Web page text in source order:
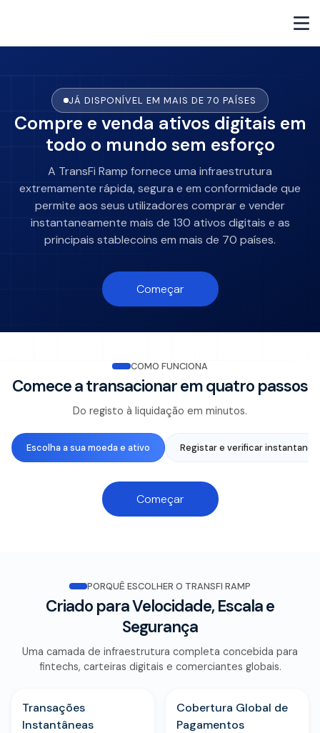
JÁ DISPONÍVEL EM MAIS DE 70 PAÍSES
Compre e venda ativos digitais em
todo o mundo sem esforço
A TransFi Ramp fornece uma infraestrutura
extremamente rápida, segura e em conformidade que
permite aos seus utilizadores comprar e vender
instantaneamente mais de 130 ativos digitais e as
principais stablecoins em mais de 70 países.
Começar
COMO FUNCIONA
Comece a transacionar em quatro passos
Do registo à liquidação em minutos.
Escolha a sua moeda e ativo Registar e verificar
Começar
PORQUÊ ESCOLHER O TRANSFI RAMP
Criado para Velocidade, Escala e
Segurança
Uma camada de infraestrutura completa concebida para
fintechs, carteiras digitais e comerciantes globais.
Transações
Instantâneas
Cobertura Global de
Pagamentos